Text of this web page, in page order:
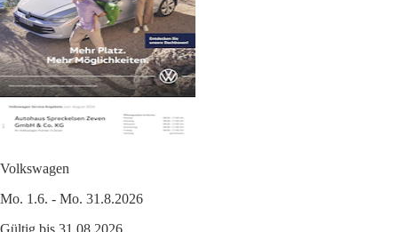
Volkswagen
Mo. 1.6. - Mo. 31.8.2026